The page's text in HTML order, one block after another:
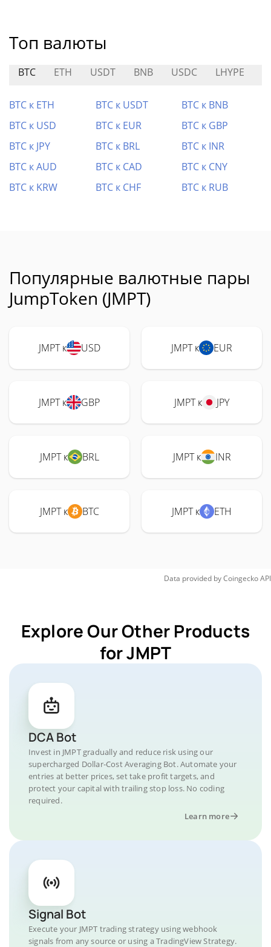
Топ валюты
BTC ETH USDT BNB USDC LHYPE
BTC к ETH BTC к USDT
BTC к BNB
BTC к USD
BTC к EUR
BTC к GBP
BTC к JPY
BTC к BRL
BTC к INR
BTC к AUD
BTC к CAD
BTC к CNY
BTC к KRW
BTC к CHF BTC к RUB
Популярные валютные пары
JumpToken (JMPT)
JMPT к USD JMPT к EUR
JMPT к GBP JMPT к JPY
JMPT к BRL JMPT к INR
JMPT к BTC JMPT к ETH
Data provided byCoingeckoAPI
Explore Our Other Products
for JMPT
DCA Bot
Invest in JMPT gradually and reduce risk using our
supercharged Dollar-Cost Averaging Bot. Automate your
entries at better prices, set take profit targets, and
protect your capital with trailing stop loss. No coding
required.
Learn more
Signal Bot
Execute your JMPT trading strategy using webhook
signals from any source or using a TradingView Strategy.